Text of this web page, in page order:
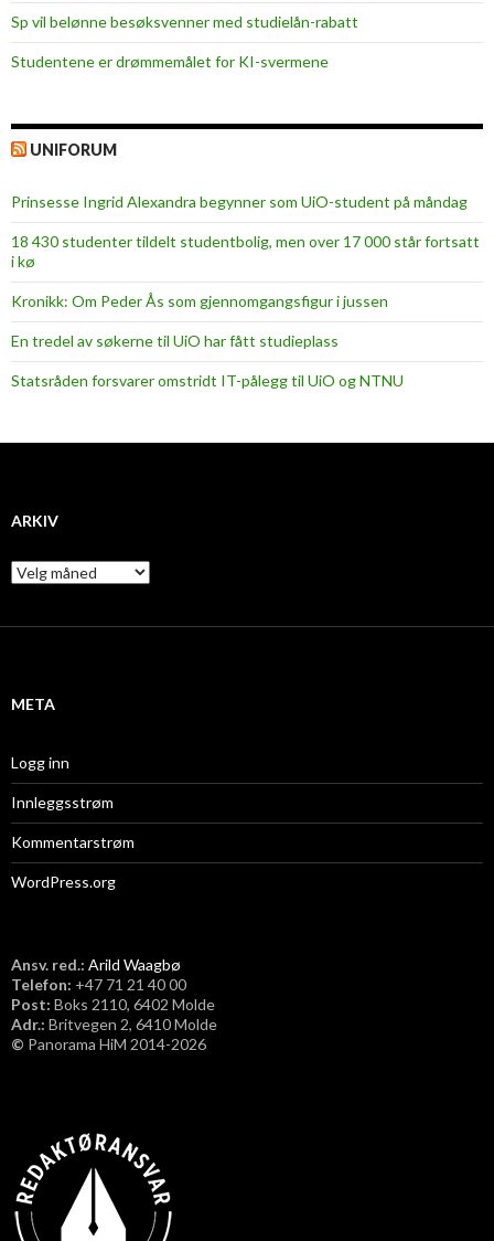
Sp vil belønne besøksvenner med studielån-rabatt
Studentene er drømmemålet for KI-svermene
UNIFORUM
Prinsesse Ingrid Alexandra begynner som UiO-student på måndag
18 430 studenter tildelt studentbolig, men over 17 000 står fortsatt
i kø
Kronikk: Om Peder Ås som gjennomgangsfigur i jussen
En tredel av søkerne til UiO har fått studieplass
Statsråden forsvarer omstridt IT-pålegg til UiO og NTNU
ARKIV
A
r
i
META
Logg inn
Innleggsstrøm
Kommentarstrøm
WordPress.org
Ansv. red.: Arild Waagbø
Telefon: ​+47 71 21 40 00
Post: Boks 2110, 6402 Molde
Adr.: Britvegen 2, 6410 Molde
© Panorama HiM 2014-2026